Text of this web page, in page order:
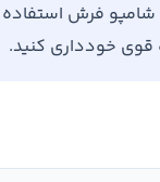
شامپو فرش استفاده
قوی خودداری کنید.